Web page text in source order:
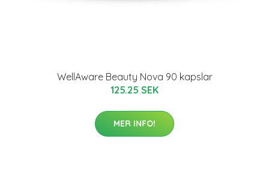
WellAware Beauty Nova 90 kapslar
125.25 SEK
MER INFO!